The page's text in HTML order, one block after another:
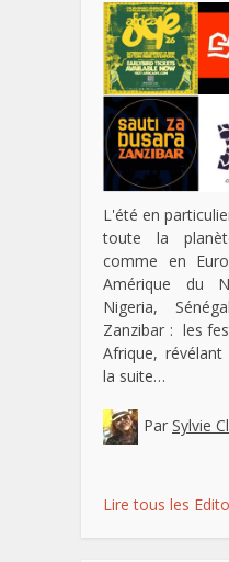
L'été en
toute la
comme en
Amérique du
Nigeria,
Zanzibar : les
Afrique,
la suite…
Par Sylvie
Lire tous les